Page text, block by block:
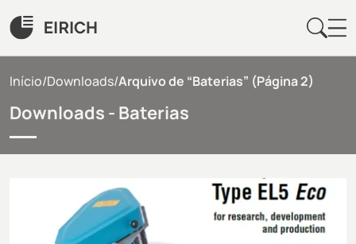
Início/Downloads/Arquivo de “Baterias” (Página 2)
Downloads - Baterias